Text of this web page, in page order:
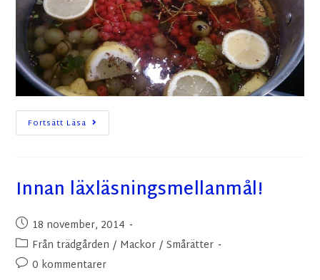
Fortsätt Läsa
Innan läxläsningsmellanmål!
18 november, 2014
Från trädgården / Mackor / Smårätter
0 kommentarer